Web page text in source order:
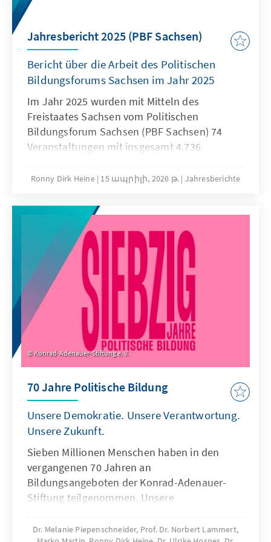
Jahresbericht 2025 (PBF Sachsen)
Bericht über die Arbeit des Politischen
Bildungsforums Sachsen im Jahr 2025
Im Jahr 2025 wurden mit Mitteln des
Freistaates Sachsen vom Politischen
Bildungsforum Sachsen (PBF Sachsen) 74
Veranstaltungen mit insgesamt 4.736
durchgeführt. Das PBF Sachsen war mit seiner
Großstädte zunehmend im ländlichen Raum
und kleineren Städten aktiv, so u. a. in
Bautzen, Pirna, Görlitz, Cunewalde, Arnsdorf,
Großenhain, Berggießhügel und Liebstadt.
Ronny Dirk Heine 15 ապրիլի, 2026 թ. Jahresberichte
Konrad-Adenauer-Stiftung e. V.
70 Jahre Politische Bildung
Unsere Demokratie. Unsere Verantwortung.
Unsere Zukunft.
Sieben Millionen Menschen haben in den
vergangenen 70 Jahren an
Bildungsangeboten der Konrad-Adenauer-
Stiftung teilgenommen. Unsere
Engagement, Diskussionsfreude und
Dr. Melanie Piepenschneider, Prof. Dr. Norbert Lammert,